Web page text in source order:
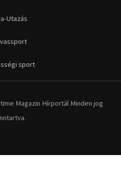
Utazás
sport
Magazin Hírportál Minden jog